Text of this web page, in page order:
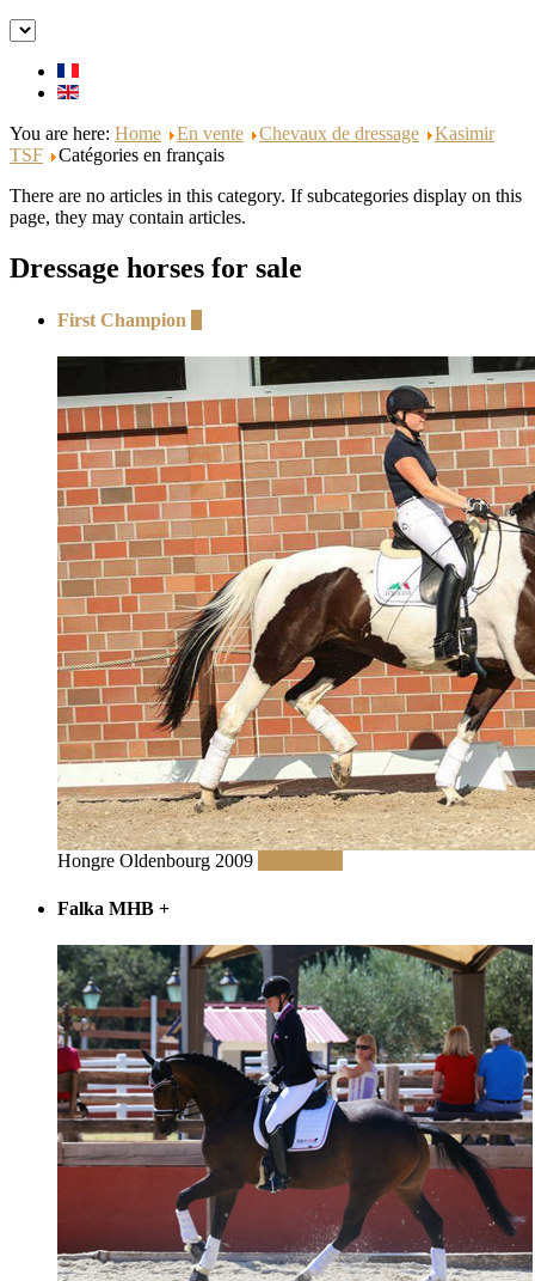
You are here: Home En vente Chevaux de dressage
Kasimir
TSF
Catégories en français
There are no articles in this category. If subcategories display on this
page, they may contain articles.
Dressage horses for sale
First Champion
Hongre Oldenbourg 2009
Falka MHB +